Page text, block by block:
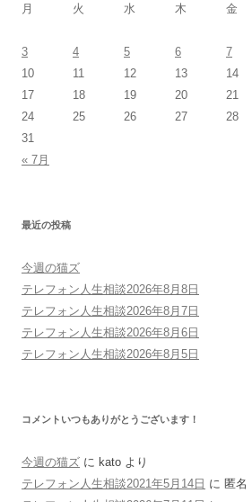
月
火 水 木 金
3
4 5 6 7
10
11 12 13 14
17
18 19 20 21
24
25 26 27 28
31
« 7月
最近の投稿
今週の猫ズ
テレフォン人生相談2026年8月8日
テレフォン人生相談2026年8月7日
テレフォン人生相談2026年8月6日
テレフォン人生相談2026年8月5日
コメントいつもありがとうございます！
今週の猫ズ に kato より
テレフォン人生相談2021年5月14日 に 匿名